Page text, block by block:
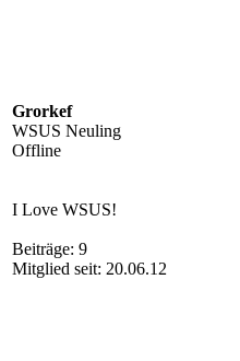
Grorkef
WSUS Neuling
Offline
I Love WSUS!
Beiträge: 9
Mitglied seit: 20.06.12